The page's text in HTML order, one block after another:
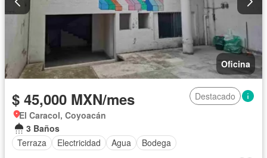
Oficina
$ 45,000 MXN/mes
Destacado
El Caracol, Coyoacán
3 Baños
Terraza
Electricidad Agua Bodega